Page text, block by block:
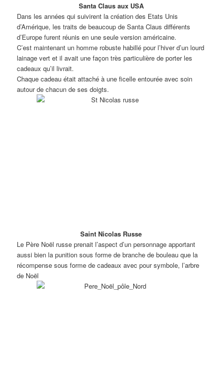
Santa Claus aux USA
Dans les années qui suivirent la création des Etats Unis
d’Amérique, les traits de beaucoup de Santa Claus différents
d’Europe furent réunis en une seule version américaine.
C’est maintenant un homme robuste habillé pour l’hiver d’un lourd
lainage vert et il avait une façon très particulière de porter les
cadeaux qu’il livrait.
Chaque cadeau était attaché à une ficelle entourée avec soin
autour de chacun de ses doigts.
Saint Nicolas Russe
Le Père Noël russe prenait l’aspect d’un personnage apportant
aussi bien la punition sous forme de branche de bouleau que la
récompense sous forme de cadeaux avec pour symbole, l’arbre
de Noël